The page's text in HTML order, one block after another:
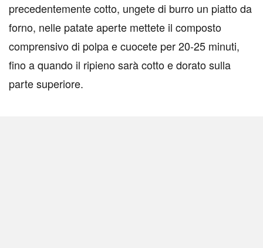
precedentemente cotto, ungete di burro un piatto da
forno, nelle patate aperte mettete il composto
comprensivo di polpa e cuocete per 20-25 minuti,
fino a quando il ripieno sarà cotto e dorato sulla
parte superiore.